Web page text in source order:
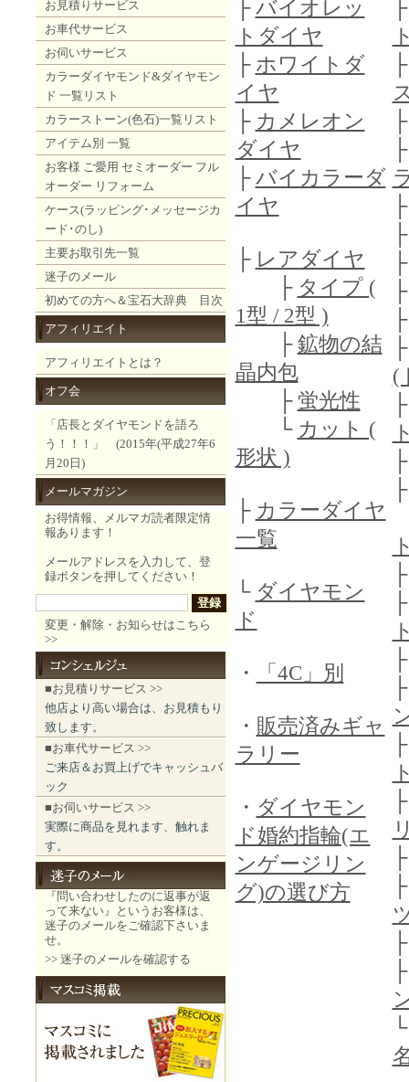
お見積りサービス
お車代サービス
お伺いサービス
カラーダイヤモンド&ダイヤモン
ド 一覧リスト
カラーストーン(色石)一覧リスト
アイテム別 一覧
お客様 ご愛用 セミオーダー フル
オーダー リフォーム
ケース(ラッピング･メッセージカ
ード･のし)
主要お取引先一覧
迷子のメール
初めての方へ＆宝石大辞典 目次
アフィリエイト
アフィリエイトとは？
オフ会
「店長とダイヤモンドを語ろ
う！！！」 (2015年(平成27年6
月20日)
メールマガジン
お得情報、メルマガ読者限定情
報あります！
メールアドレスを入力して、登
録ボタンを押してください！
変更・解除・お知らせはこちら
>>
■お見積りサービス >>
他店より高い場合は、お見積もり
致します。
■お車代サービス >>
ご来店＆お買上げでキャッシュバ
ック
■お伺いサービス >>
実際に商品を見れます、触れま
す。
『問い合わせしたのに返事が返
って来ない』というお客様は、
迷子のメールをご確認下さいま
せ。
>> 迷子のメールを確認する
├バイオレッ
トダイヤ
├ ホワイトダ
イヤ
├ カメレオン
ダイヤ
├バイカラーダ
イヤ
├ レアダイヤ
├ タイプ (
1型 / 2型 )
├鉱物の結
晶内包
├ 蛍光性
└ カット (
形状 )
├ カラーダイヤ
一覧
└ ダイヤモン
ド
・ 「4C」別
・ 販売済みギャ
ラリー
・ ダイヤモン
ド婚約指輪(エ
ンゲージリン
グ)の選び方
(